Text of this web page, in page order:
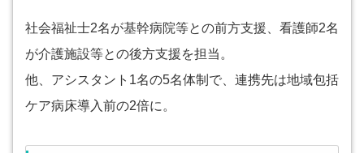
社会福祉士2名が基幹病院等との前方支援、看護師2名
が介護施設等との後方支援を担当。
他、アシスタント1名の5名体制で、連携先は地域包括
ケア病床導入前の2倍に。